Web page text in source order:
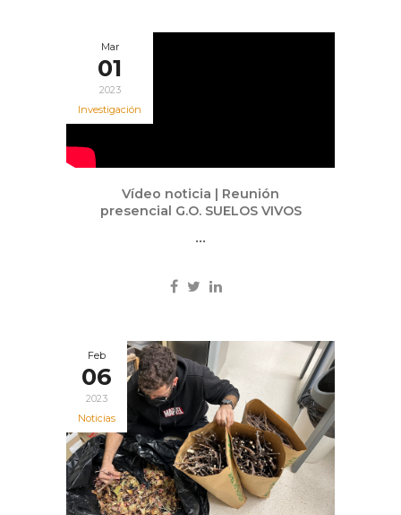
Mar
01
2023
Investigación
Vídeo noticia | Reunión
presencial G.O. SUELOS VIVOS
...
Feb
06
2023
Noticias